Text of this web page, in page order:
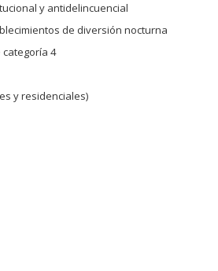
y antidelincuencial
de diversión nocturna
4
y residenciales)